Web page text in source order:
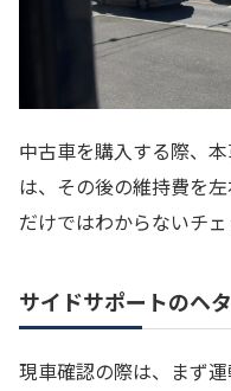
中古車を購入する際、
は、その後の維持費を
だけではわからないチェ
サイドサポートのヘ
現車確認の際は、まず